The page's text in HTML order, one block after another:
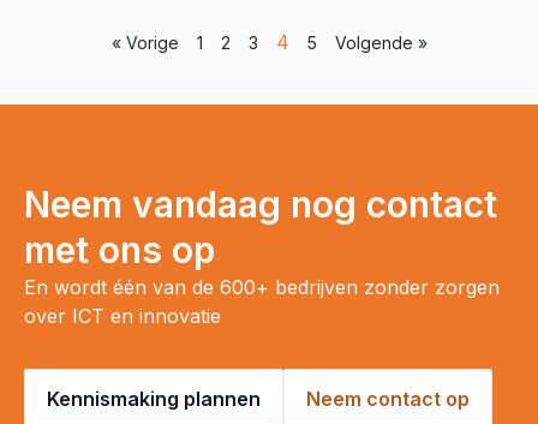
« Vorige 1 2 3 4 5 Volgende »
Neem vandaag nog contact
met ons op
En wordt één van de 600+ bedrijven zonder zorgen
over ICT en innovatie
Kennismaking plannen Neem contact op